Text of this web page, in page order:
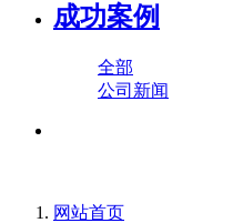
成功案例
全部
公司新闻
网站首页